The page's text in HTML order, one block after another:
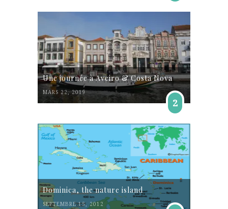
Une journée à Aveiro & Costa Nova
MARS 22, 2019
2
Dominica, the nature island
SEPTEMBRE 15, 2012